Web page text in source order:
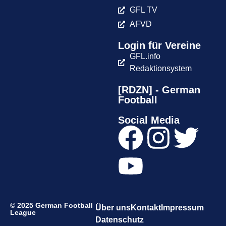
GFL TV
AFVD
Login für Vereine
GFL.info
Redaktionsystem
[RDZN] - German
Football
Social Media
© 2025 German Football
League
Über unsKontaktImpressum
Datenschutz